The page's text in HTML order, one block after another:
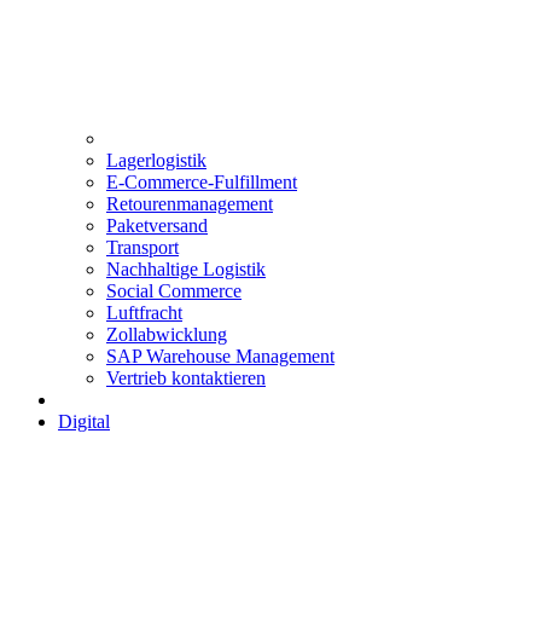
Lagerlogistik
E-Commerce-Fulfillment
Retourenmanagement
Paketversand
Transport
Nachhaltige Logistik
Social Commerce
Luftfracht
Zollabwicklung
SAP Warehouse Management
Vertrieb kontaktieren
Digital